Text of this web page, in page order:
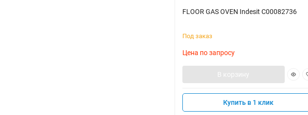
FLOOR GAS OVEN Indesit C00082736
Под заказ
Цена по запросу
В корзину
Купить в 1 клик